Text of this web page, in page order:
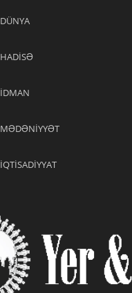
DÜNYA
HADİSƏ
İDMAN
MƏDƏNİYYƏT
İQTİSADİYYAT